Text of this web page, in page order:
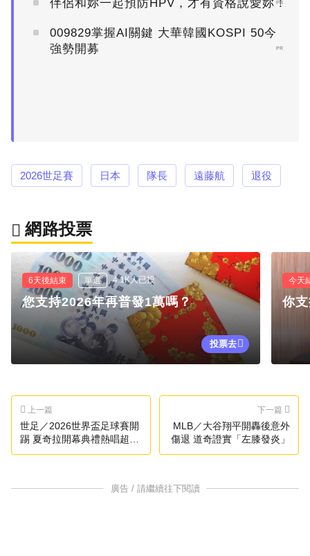
伴侶和妳一起預防HPV，才有資格說愛妳！
PR
009829掌握AI關鍵 大華韓國KOSPI 50今
強勢開募
PR
2026世足賽 日本 隊長 遠藤航 退役
網路投票
6天後結束 單選 4.1K人已投
您支持2026年再普發1萬嗎？
投票去
今天
你
上一篇
世足／2026世界盃足球賽開
踢 夏奇拉開幕典禮熱唱超
HIGH
下一篇
MLB／大谷翔平開轟後意外
傷退 道奇證實「左膝發炎」
廣告 / 請繼續往下閱讀